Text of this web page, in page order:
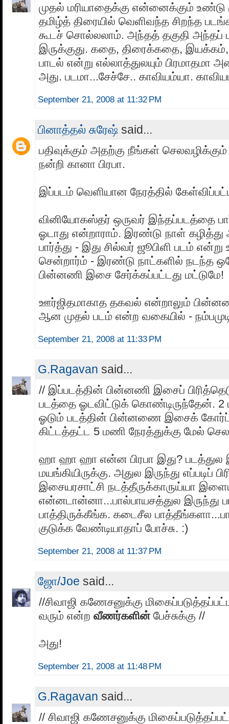
முதல் மரியாதைக்கு என்னைக்கும் உண்டு
தமிழ்த் திரையில் வெளிவந்த சிறந்த
கூடச் சொல்லலாம். அந்தத் தகுதி அந்தப்
இருக்குது. கதை, திரைக்கதை, இயக்கம்,
பாடல் என்று எல்லாத்துலயும் பிரமாதமா
அது. படமா...சேச்சே.. காவியம்யா.
September 21, 2008 at 11:32 PM
பினாத்தல் சுரேஷ் said...
பதிவுக்கும் அதற்கு நீங்கள் செலவழிக்கும்
நன்றி கானா பிரபா.
இப்படம் வெளியான நேரத்தில்
வினியோகஸ்தர் ஒருவர் இந்தப்படத்தை
ஓடாது என்றாராம். இரண்டு நாள்
பார்த்து - இது சில்வர் ஜூபிளி படம் என்று
சென்றார்ம் - இரண்டு நாட்களில் நடந்த
பின்னணி இசை சேர்க்கப்பட்டது மட்டுமே!
ஊர்ஜிதமாகாத தகவல் என்றாலும்
ஆன முதல் படம் என்ற வகையில் -
September 21, 2008 at 11:33 PM
G.Ragavan said...
// இப்படத்தின் பின்னணி இசைப்
படத்தை ஓடவிட்டுக் கொண்டிருந்தேன். 2
ஓடும் படத்தின் பின்னணை இசைக்
கிட்டத்தட்ட 5 மணி நேரத்துக்கு மேல்
ஹா ஹா ஹா என்ன பிரபா இது? படத்துல
மயங்கியிருக்கு. அதுல இருந்து எப்படிப்
இசையரசாட்சி நடத்தீருக்காருய்யா
என்னடான்னா...பால்பாயசத்துல இருந்து
பாத்திருக்கீங்க. கடைசீல
குடுக்க வேண்டியாதாப் போச்சு. :)
September 21, 2008 at 11:37 PM
ஜோ/Joe said...
//சிவாஜி கணேசனுக்கு
வரும் என்ற வீணர்களின் பேச்சுக்கு //
அது!
September 21, 2008 at 11:48 PM
G.Ragavan said...
// சிவாஜி கணேசனுக்கு